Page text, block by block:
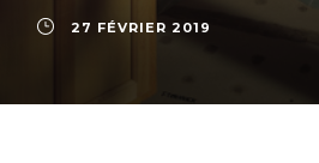
27 FÉVRIER 2019